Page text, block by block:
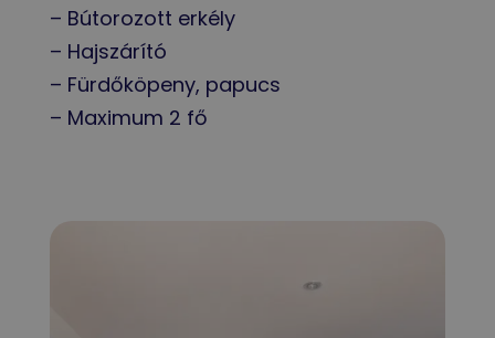
– Bútorozott erkély
– Hajszárító
– Fürdőköpeny, papucs
– Maximum 2 fő